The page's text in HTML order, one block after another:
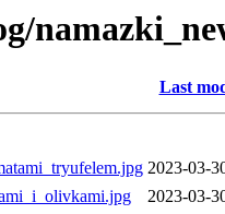
Last
2023-03-
2023-03-